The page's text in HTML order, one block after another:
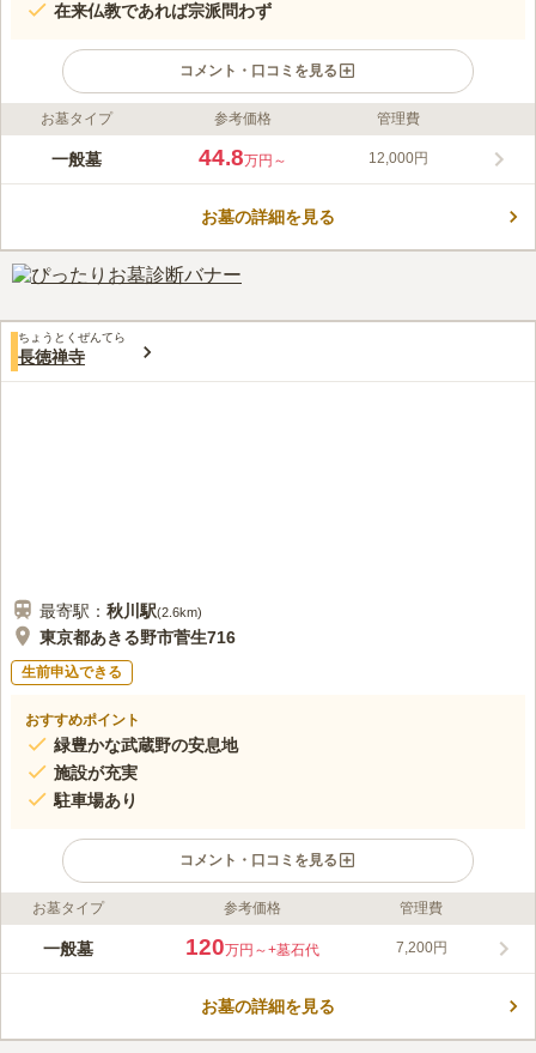
在来仏教であれば宗派問わず
コメント・口コミを見る
ライフドット編集部のコメント
本堂内や境内に設置している納骨堂は管理をする手間も、天候に
ので、心ゆくまで故人を偲ぶことができます。管理がしっかりし
え物もお寺にお願いすると用意してくれるので安心です。
口コミ評価
お墓タイプ 参考価格 管理費
一般墓 44.8万円～ 12,000円
お墓の詳細を見る
ちょうとくぜんてら
長徳禅寺
最寄駅： 秋川 駅(2.6km)
東京都あきる野市菅生716
生前申込できる
おすすめポイント
緑豊かな武蔵野の安息地
施設が充実
駐車場あり
コメント・口コミを見る
ライフドット編集部のコメント
長徳禅寺は1583年創建にて、現住職で第十六代目となってお
統に触れることができます。境内の所々には、様々な花が季節の
お墓タイプ 参考価格 管理費
一般墓 120万円～+墓石代 7,200円
お墓の詳細を見る